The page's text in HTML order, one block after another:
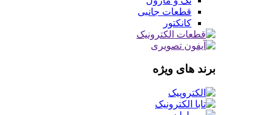
قطعات جانبی
کانکتور
برند های ویژه